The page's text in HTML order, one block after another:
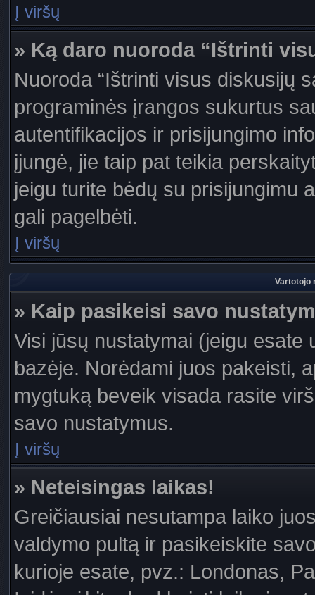
Į viršų
» Ką daro nuoroda “Ištrinti
Nuoroda “Ištrinti visus diskusijų
programinės įrangos sukurtus
autentifikacijos ir prisijungimo
įjungė, jie taip pat teikia
jeigu turite bėdų su prisijungimu
gali pagelbėti.
Į viršų
Vartotojo
» Kaip pasikeisi savo
Visi jūsų nustatymai (jeigu
bazėje. Norėdami juos pakeisti,
mygtuką beveik visada rasite
savo nustatymus.
Į viršų
» Neteisingas laikas!
Greičiausiai nesutampa laiko
valdymo pultą ir pasikeiskite
kurioje esate, pvz.: Londonas,